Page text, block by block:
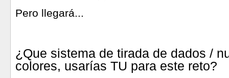
Pero llegará...
¿Que sistema de tirada de dados /
colores, usarías TU para este reto?